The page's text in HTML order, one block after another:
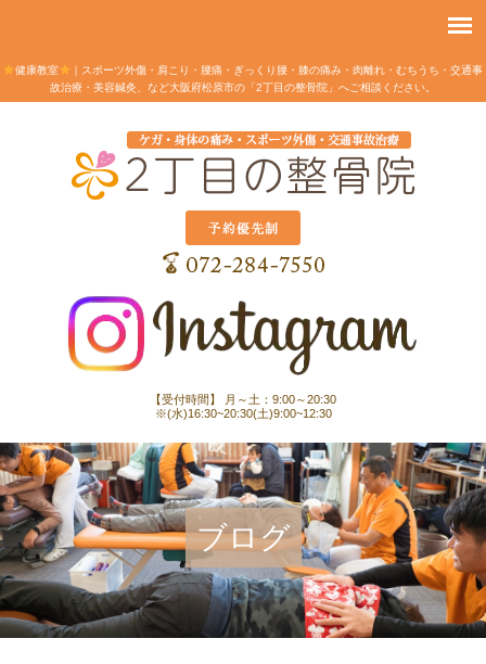
健康教室
｜スポーツ外傷・肩こり・腰痛・ぎっくり腰・膝の痛み・肉離れ・むちうち・交通事
故治療・美容鍼灸、など大阪府松原市の「2丁目の整骨院」へご相談ください。
【受付時間】 月～土：9:00～20:30
※(水)16:30~20:30(土)9:00~12:30
ブログ